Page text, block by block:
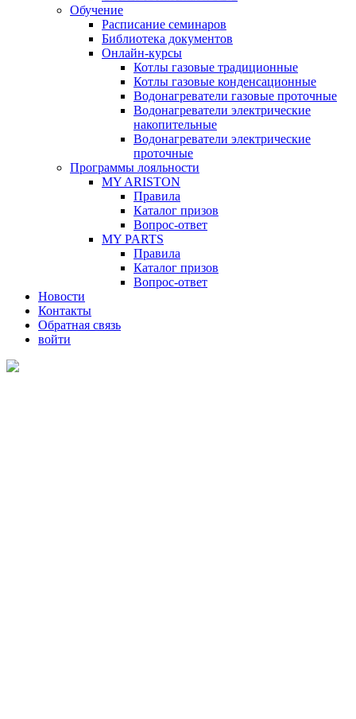
Обучение
Расписание семинаров
Библиотека документов
Онлайн-курсы
Котлы газовые традиционные
Котлы газовые конденсационные
Водонагреватели газовые проточные
Водонагреватели электрические
накопительные
Водонагреватели электрические
проточные
Программы лояльности
MY ARISTON
Правила
Каталог призов
Вопрос-ответ
MY PARTS
Правила
Каталог призов
Вопрос-ответ
Новости
Контакты
Обратная связь
войти